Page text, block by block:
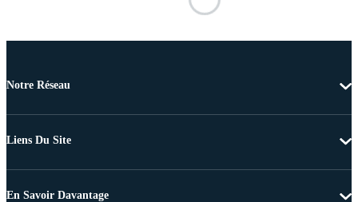
Notre Réseau
Liens Du Site
En Savoir Davantage